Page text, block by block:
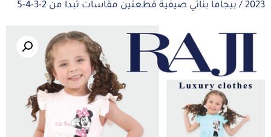
2023 / بيجاما بناتي صيفية قطعتين مقاسات تبدا من 2-3-4-5